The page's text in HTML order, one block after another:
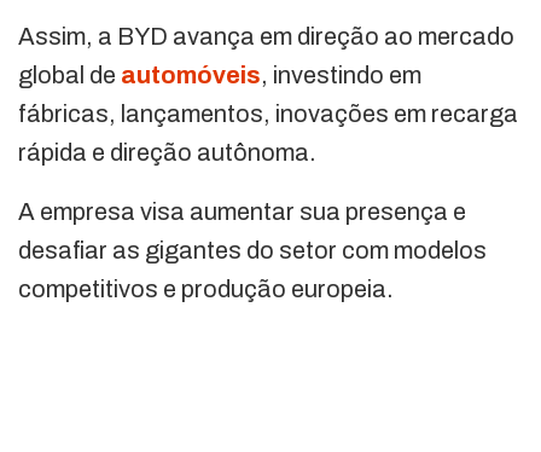
Assim, a BYD avança em direção ao mercado
global de automóveis, investindo em
fábricas, lançamentos, inovações em recarga
rápida e direção autônoma.
A empresa visa aumentar sua presença e
desafiar as gigantes do setor com modelos
competitivos e produção europeia.